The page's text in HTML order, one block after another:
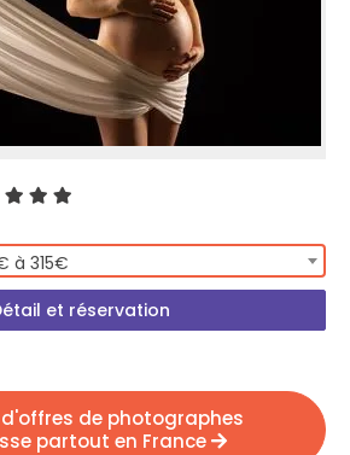
à 315€
et réservation
de photographes
partout en France